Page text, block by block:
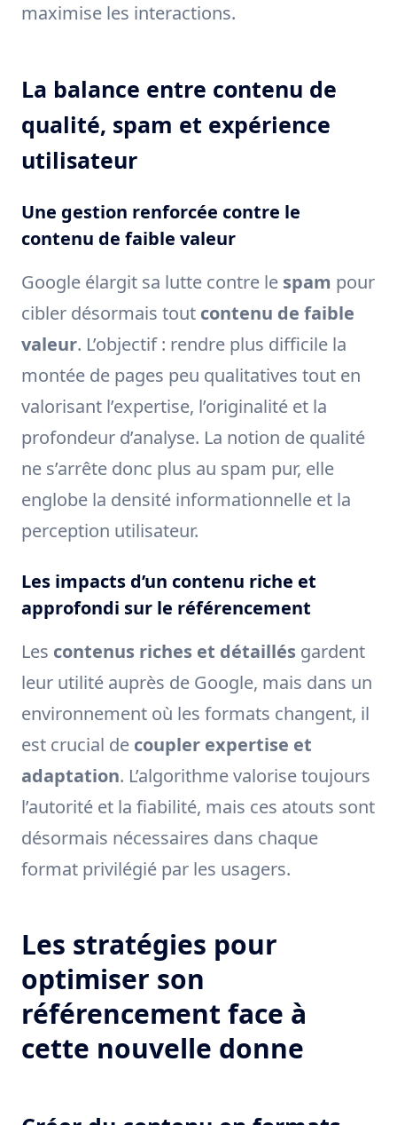
maximise les interactions.
La balance entre contenu de
qualité, spam et expérience
utilisateur
Une gestion renforcée contre le
contenu de faible valeur
Google élargit sa lutte contre le spam pour
cibler désormais tout contenu de faible
valeur. L’objectif : rendre plus difficile la
montée de pages peu qualitatives tout en
valorisant l’expertise, l’originalité et la
profondeur d’analyse. La notion de qualité
ne s’arrête donc plus au spam pur, elle
englobe la densité informationnelle et la
perception utilisateur.
Les impacts d’un contenu riche et
approfondi sur le référencement
Les contenus riches et détaillés gardent
leur utilité auprès de Google, mais dans un
environnement où les formats changent, il
est crucial de coupler expertise et
adaptation. L’algorithme valorise toujours
l’autorité et la fiabilité, mais ces atouts sont
désormais nécessaires dans chaque
format privilégié par les usagers.
Les stratégies pour
optimiser son
référencement face à
cette nouvelle donne